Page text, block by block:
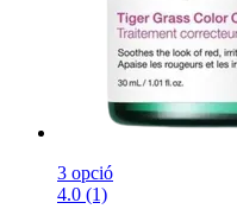
3 opció
4.0 (1)